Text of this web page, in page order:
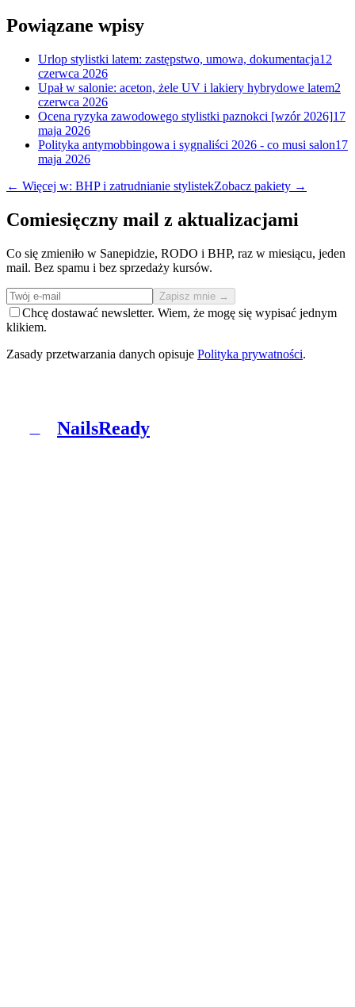
Powiązane wpisy
Urlop stylistki latem: zastępstwo, umowa, dokumentacja12
czerwca 2026
Upał w salonie: aceton, żele UV i lakiery hybrydowe latem2
czerwca 2026
Ocena ryzyka zawodowego stylistki paznokci [wzór 2026]17
maja 2026
Polityka antymobbingowa i sygnaliści 2026 - co musi salon17
maja 2026
← Więcej w: BHP i zatrudnianie stylistekZobacz pakiety →
Comiesięczny mail z aktualizacjami
Co się zmieniło w Sanepidzie, RODO i BHP, raz w miesiącu, jeden
mail. Bez spamu i bez sprzedaży kursów.
Zapisz mnie →
Chcę dostawać newsletter. Wiem, że mogę się wypisać jednym
klikiem.
Zasady przetwarzania danych opisuje Polityka prywatności.
NailsReady